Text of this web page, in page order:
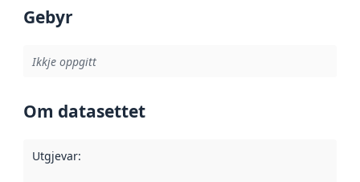
Gebyr
Ikkje oppgitt
Om datasettet
Utgjevar: